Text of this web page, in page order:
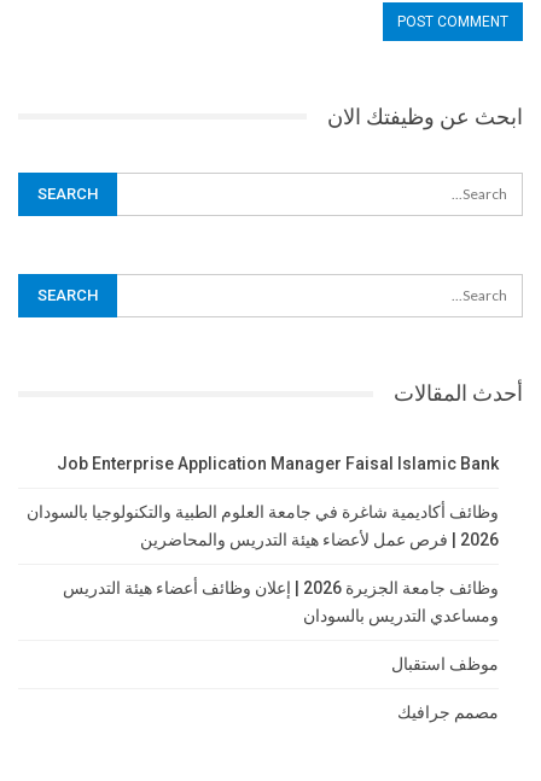
ابحث عن وظيفتك الان
أحدث المقالات
Job Enterprise Application Manager Faisal Islamic Bank
وظائف أكاديمية شاغرة في جامعة العلوم الطبية والتكنولوجيا بالسودان
2026 | فرص عمل لأعضاء هيئة التدريس والمحاضرين
وظائف جامعة الجزيرة 2026 | إعلان وظائف أعضاء هيئة التدريس
ومساعدي التدريس بالسودان
موظف استقبال
مصمم جرافيك